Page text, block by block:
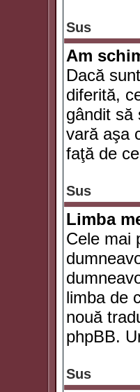
Sus
Am
Dacă
diferită,
gândit să
vară aşa
faţă de
Sus
Limba
Cele mai
limba de
nouă
phpBB.
Sus